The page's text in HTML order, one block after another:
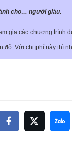
cho… người giàu.
gia các chương
Với chi phí này thì